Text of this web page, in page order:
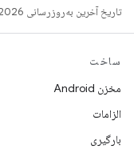
تاریخ آخرین به‌روزرسانی 2026-07-13 به‌وقت ساعت هماهنگ جهانی.
ساخت
مخزن Android
الزامات
بارگیری